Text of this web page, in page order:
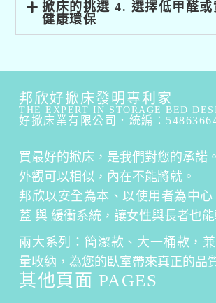
掀床的挑選 4. 選擇低甲醛
健康環保
邦欣好掀床發明專利家
THE EXPERT IN STORAGE BED
好掀床業有限公司．統編：
買最好的掀床，是我們對您的承諾。
外觀可以相似，內在不能將就。
邦欣以安全為本、以使用者為中
蓋 與 緩衝系統，讓女性與長者也能
兩大系列：簡潔款、大一桶款，
量收納，為您的臥室帶來真正的品
其他頁面 PAGES